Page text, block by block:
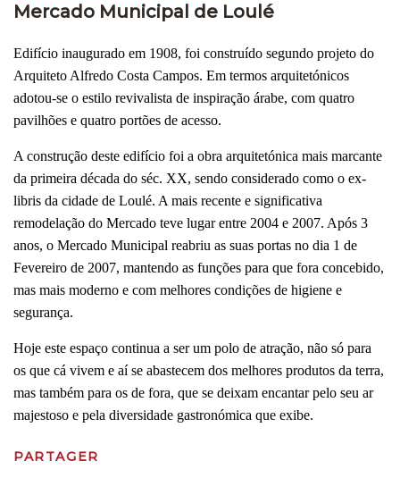
Mercado Municipal de Loulé
Edifício inaugurado em 1908, foi construído segundo projeto do
Arquiteto Alfredo Costa Campos. Em termos arquitetónicos
adotou-se o estilo revivalista de inspiração árabe, com quatro
pavilhões e quatro portões de acesso.
A construção deste edifício foi a obra arquitetónica mais marcante
da primeira década do séc. XX, sendo considerado como o ex-
libris da cidade de Loulé. A mais recente e significativa
remodelação do Mercado teve lugar entre 2004 e 2007. Após 3
anos, o Mercado Municipal reabriu as suas portas no dia 1 de
Fevereiro de 2007, mantendo as funções para que fora concebido,
mas mais moderno e com melhores condições de higiene e
segurança.
Hoje este espaço continua a ser um polo de atração, não só para
os que cá vivem e aí se abastecem dos melhores produtos da terra,
mas também para os de fora, que se deixam encantar pelo seu ar
majestoso e pela diversidade gastronómica que exibe.
PARTAGER